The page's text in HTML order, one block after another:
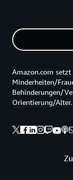
Amazon.com
Minderheiten/
Behinderungen/
Orientierung/Alter.